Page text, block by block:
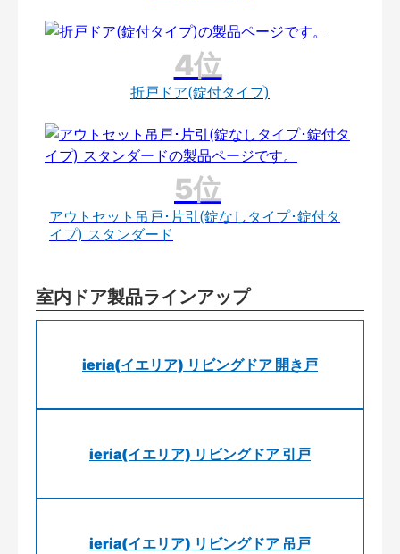
折戸ドア(錠付タイプ)
アウトセット吊戸･片引(錠なしタイプ･錠付タ
イプ) スタンダード
室内ドア製品ラインアップ
ieria(イエリア) リビングドア 開き戸
ieria(イエリア) リビングドア 引戸
ieria(イエリア) リビングドア 吊戸